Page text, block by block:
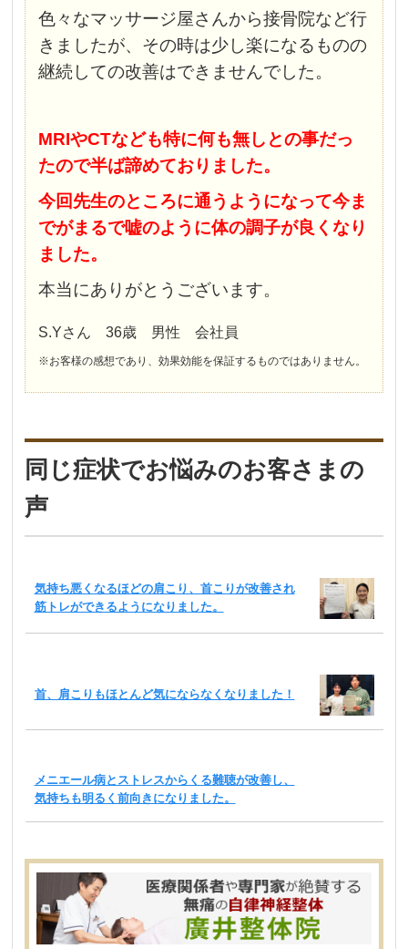
色々なマッサージ屋さんから接骨院など行
きましたが、その時は少し楽になるものの
継続しての改善はできませんでした。
MRIやCTなども特に何も無しとの事だっ
たので半ば諦めておりました。
今回先生のところに通うようになって今ま
でがまるで嘘のように体の調子が良くなり
ました。
本当にありがとうございます。
S.Yさん 36歳 男性 会社員
※お客様の感想であり、効果効能を保証するものではありません。
同じ症状でお悩みのお客さまの
声
気持ち悪くなるほどの肩こり、首こりが改善され
筋トレができるようになりました。
首、肩こりもほとんど気にならなくなりました！
メニエール病とストレスからくる難聴が改善し、
気持ちも明るく前向きになりました。